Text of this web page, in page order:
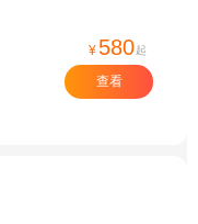
¥ 580起
查看